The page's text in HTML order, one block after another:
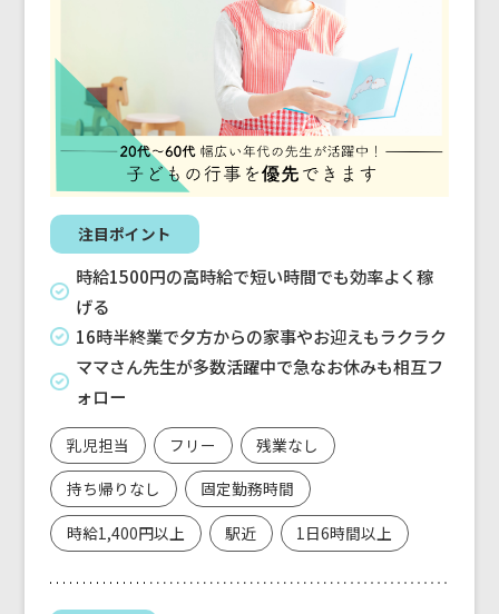
注目ポイント
時給1500円の高時給で短い時間でも効率よく稼
げる
16時半終業で夕方からの家事やお迎えもラクラク
ママさん先生が多数活躍中で急なお休みも相互フ
ォロー
乳児担当 フリー
残業なし
持ち帰りなし
固定勤務時間
時給1,400円以上
駅近 1日6時間以上